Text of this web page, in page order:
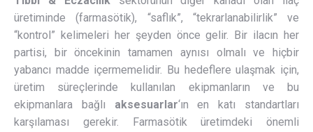
üretiminde (farmasötik), “saflık”, “tekrarlanabilirlik” ve
“kontrol” kelimeleri her şeyden önce gelir. Bir ilacın her
partisi, bir öncekinin tamamen aynısı olmalı ve hiçbir
yabancı madde içermemelidir. Bu hedeflere ulaşmak için,
üretim süreçlerinde kullanılan ekipmanların ve bu
ekipmanlara bağlı aksesuarlar‘ın en katı standartları
karşılaması gerekir. Farmasötik üretimdeki önemli